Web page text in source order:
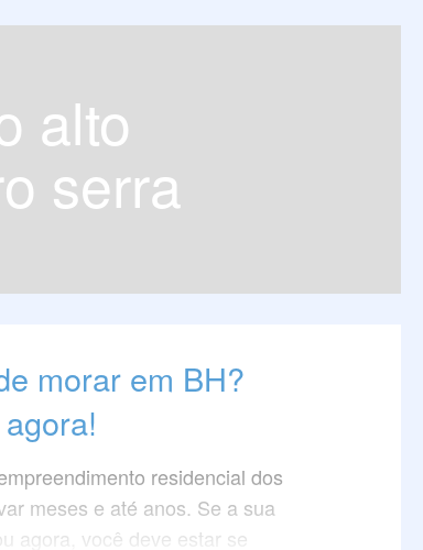
serra
morar em BH?
residencial dos
meses e até anos. Se a sua
agora, você deve estar se